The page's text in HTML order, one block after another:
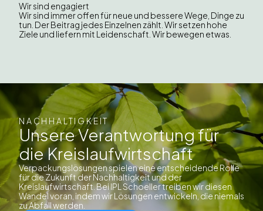
Wir sind engagiert
Wir sind immer offen für neue und bessere Wege, Dinge zu
tun. Der Beitrag jedes Einzelnen zählt. Wir setzen hohe
Ziele und liefern mit Leidenschaft. Wir bewegen etwas.
NACHHALTIGKEIT
Unsere Verantwortung für
die Kreislaufwirtschaft
Verpackungslösungen spielen eine entscheidende Rolle
für die Zukunft der Nachhaltigkeit und der
Kreislaufwirtschaft. Bei IPL Schoeller treiben wir diesen
Wandel voran, indem wir Lösungen entwickeln, die niemals
zu Abfall werden.